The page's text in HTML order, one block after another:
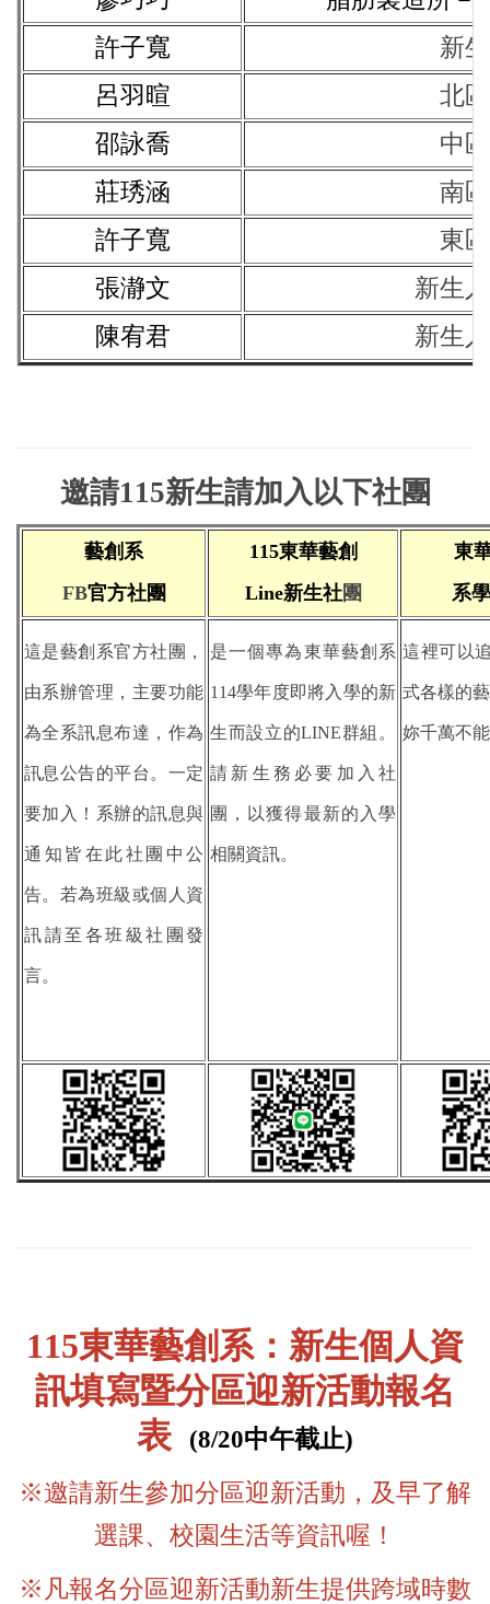
許子寬
新
呂羽暄
北
邵詠喬
中
莊琇涵
南
許子寬
東
張瀞文
新生
陳宥君
新生
邀請115新生請加入以下社團
藝創系
FB官方社團
115東華藝創
Line新生社團
東
系
這是藝創系官方社團，
由系辦管理，主要功能
為全系訊息布達，作為
訊息公告的平台。一定
要加入！系辦的訊息與
通知皆在此社團中公
告。若為班級或個人資
訊請至各班級社團發
言。
是一個專為東華藝創系
114學年度即將入學的新
生而設立的LINE群組。
請新生務必要加入社
團，以獲得最新的入學
相關資訊。
這裡可以
式各樣的
妳千萬不
115東華藝創系：新生個人資
訊填寫暨分區迎新活動報名
表
(8/20中午截止)
※邀請新生參加分區迎新活動，及早了解
選課、校園生活等資訊喔！
※凡報名分區迎新活動新生提供跨域時數